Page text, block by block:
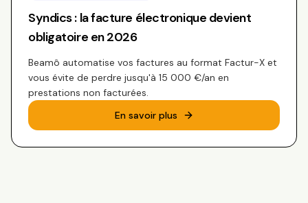
Syndics : la facture électronique devient
obligatoire en 2026
Beamô automatise vos factures au format Factur-X et
vous évite de perdre jusqu'à 15 000 €/an en
prestations non facturées.
En savoir plus